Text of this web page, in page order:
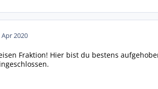
Apr 2020
Fraktion! Hier bist du bestens